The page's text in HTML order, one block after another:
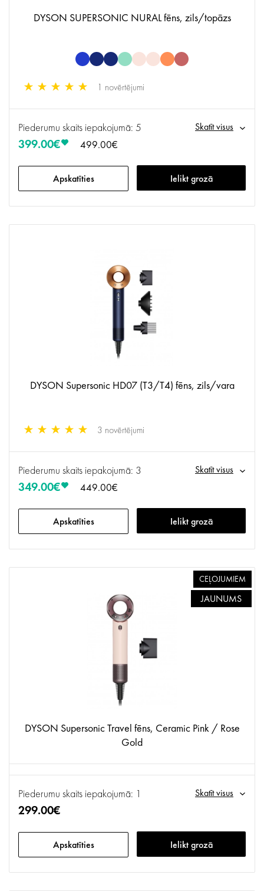
DYSON SUPERSONIC NURAL fēns, zils/topāzs
1 novērtējumi
Piederumu skaits iepakojumā: 5 Skatīt visus
399.00€ 499.00€
Apskatīties Ielikt grozā
DYSON Supersonic HD07 (T3/T4) fēns, zils/vara
3 novērtējumi
Piederumu skaits iepakojumā: 3 Skatīt visus
349.00€ 449.00€
Apskatīties Ielikt grozā
CEĻOJUMIEM
JAUNUMS
DYSON Supersonic Travel fēns, Ceramic Pink / Rose
Gold
Piederumu skaits iepakojumā: 1 Skatīt visus
299.00€
Apskatīties Ielikt grozā